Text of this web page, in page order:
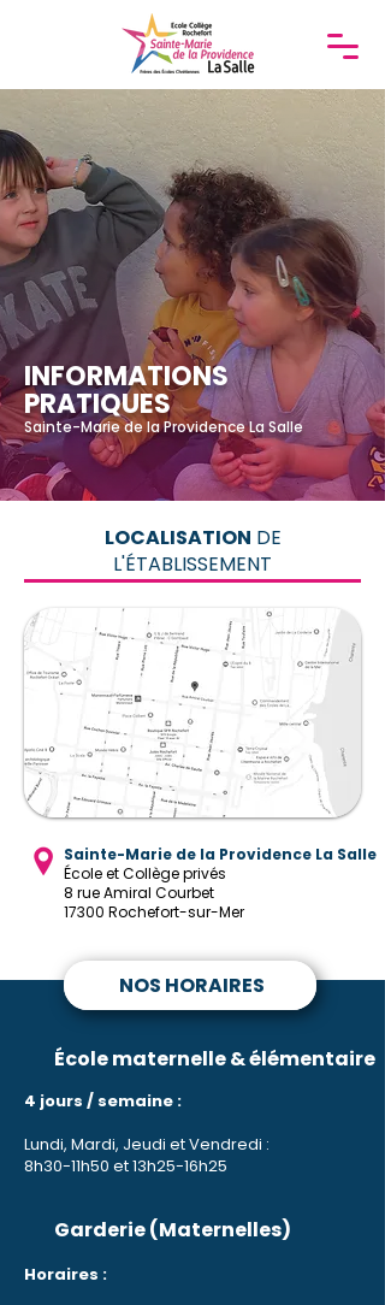
INFORMATIONS
PRATIQUES
Sainte-Marie de la Providence La Salle
LOCALISATION DE
L'ÉTABLISSEMENT
Sainte-Marie de la Providence La Salle
École et Collège privés
8 rue Amiral Courbet
17300 Rochefort-sur-Mer
NOS HORAIRES
École maternelle & élémentaire
4 jours / semaine :
Lundi, Mardi, Jeudi et Vendredi :
8h30-11h50 et 13h25-16h25
Garderie (Maternelles)
Horaires :